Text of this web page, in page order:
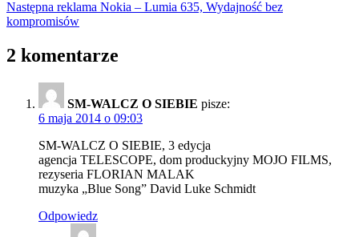
Następna reklama Nokia – Lumia 635, Wydajność bez
kompromisów
2 komentarze
SM-WALCZ O SIEBIE pisze:
6 maja 2014 o 09:03
SM-WALCZ O SIEBIE, 3 edycja
agencja TELESCOPE, dom produckyjny MOJO FILMS,
rezyseria FLORIAN MALAK
muzyka „Blue Song” David Luke Schmidt
Odpowiedz